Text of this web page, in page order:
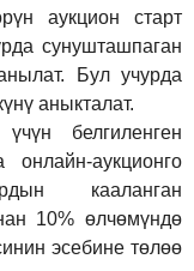
аукцион старт
сунушташпаган
Бул учурда
аныкталат.
белгиленген
аукционго
кааланган
10% өлчөмүндө
эсебине төлөө